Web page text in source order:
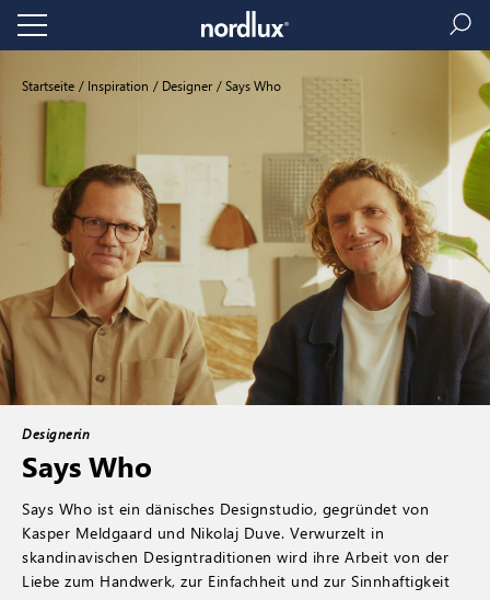
Startseite Inspiration Designer Says Who
Designerin
Says Who
Says Who ist ein dänisches Designstudio, gegründet von
Kasper Meldgaard und Nikolaj Duve. Verwurzelt in
skandinavischen Designtraditionen wird ihre Arbeit von der
Liebe zum Handwerk, zur Einfachheit und zur Sinnhaftigkeit